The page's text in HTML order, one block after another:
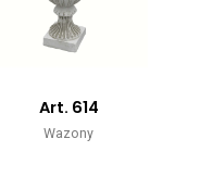
Art. 614
Wazony